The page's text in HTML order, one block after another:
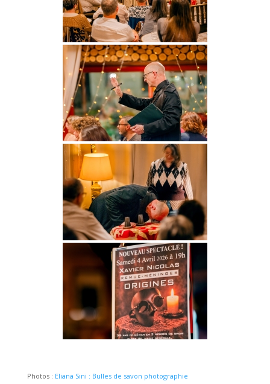
Photos : Eliana Sini : Bulles de savon photographie